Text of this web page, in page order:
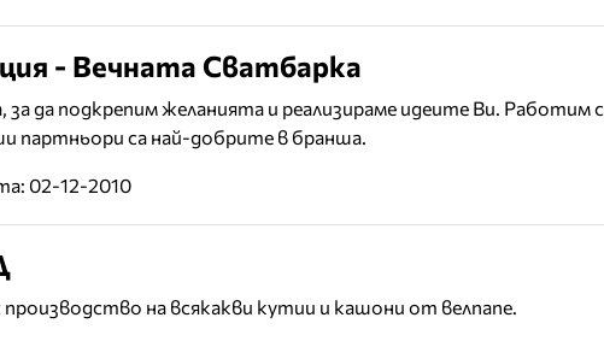
- Вечната Сватбарка
за да подкрепим желанията и реализираме идеите Ви. Работим
партньори са най-добрите в бранша.
02-12-2010
на всякакви кутии и кашони от велпапе.